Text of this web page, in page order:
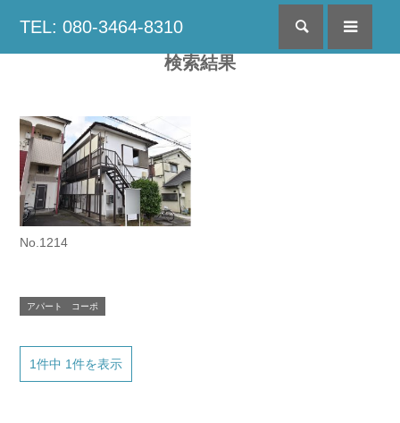
TEL: 080-3464-8310 検索
検索結果
No.1214
アパート コーポ
1件中 1件を表示